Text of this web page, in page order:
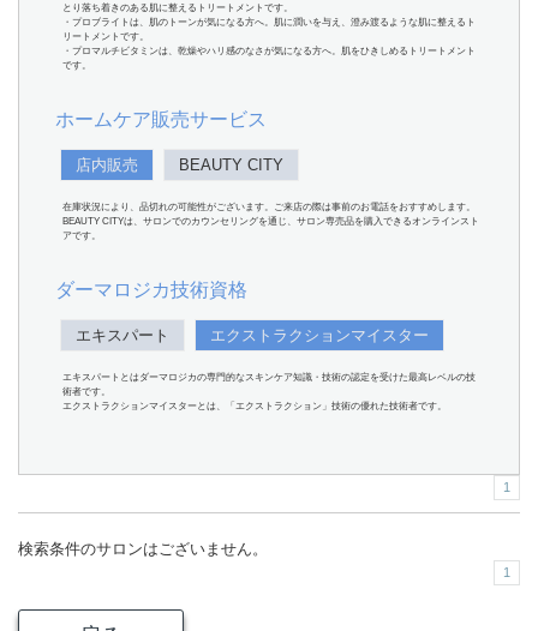
とり落ち着きのある肌に整えるトリートメントです。
・プロブライトは、肌のトーンが気になる方へ。肌に潤いを与え、澄み渡るような肌に整えるト
リートメントです。
・プロマルチビタミンは、乾燥やハリ感のなさが気になる方へ。肌をひきしめるトリートメント
です。
ホームケア販売サービス
店内販売 BEAUTY CITY
在庫状況により、品切れの可能性がございます。ご来店の際は事前のお電話をおすすめします。
BEAUTY CITYは、サロンでのカウンセリングを通じ、サロン専売品を購入できるオンラインスト
アです。
ダーマロジカ技術資格
エキスパート エクストラクションマイスター
エキスパートとはダーマロジカの専門的なスキンケア知識・技術の認定を受けた最高レベルの技
術者です。
エクストラクションマイスターとは、「エクストラクション」技術の優れた技術者です。
1
検索条件のサロンはございません。
1